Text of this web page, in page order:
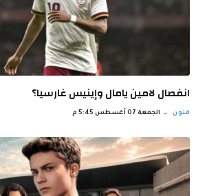
انفصال لامين يامال وإينيس غارسيا؟
فنون الجمعة 07 أغسطس 5:45 م